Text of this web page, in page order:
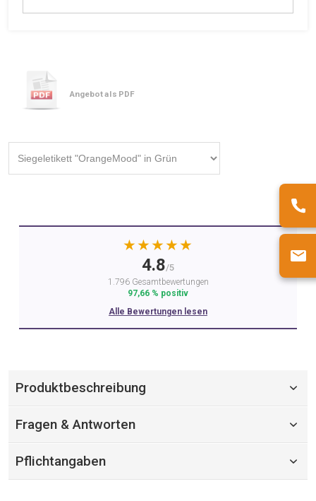
Angebot als PDF
★★★★★
4.8/5
1.796 Gesamtbewertungen
97,66 % positiv
Alle Bewertungen lesen
Produktbeschreibung
Fragen & Antworten
Pflichtangaben